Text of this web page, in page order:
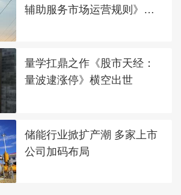
辅助服务市场运营规则》发
量学扛鼎之作《股市天经：
量波逮涨停》横空出世
储能行业掀扩产潮 多家上市
公司加码布局